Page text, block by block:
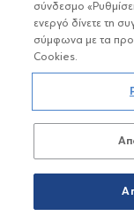
Αποστολή
σύνδεσμο
ενεργό δίνετε τη
σύμφωνα με τα
Cookies.